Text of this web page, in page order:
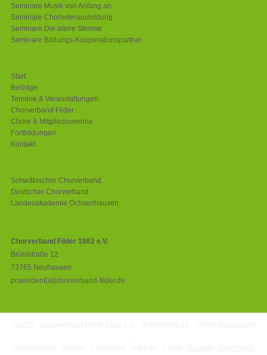
Seminare Musik von Anfang an
Seminare Chorleiterausbildung
Seminare Die ältere Stimme
Seminare Bildungs-Kooperationspartner
Start
Beiträge
Termine & Veranstaltungen
Chorverband Filder
Chöre & Mitgliedsvereine
Fortbildungen
Kontakt
Schwäbischer Chorverband
Deutscher Chorverband
Landesakademie Ochsenhausen
Chorverband Filder 1882 e.V.
Brühlstraße 12
73765 Neuhausen
praesident(at)chorverband-filder.de